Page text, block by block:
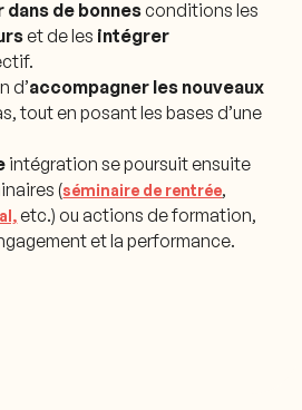
de bonnesconditions les
et de les intégrer
d’accompagner les nouveaux
tout en posant les bases d’une
intégration se poursuit ensuite
(séminaire de rentrée,
etc.) ou actions de formation,
et la performance.